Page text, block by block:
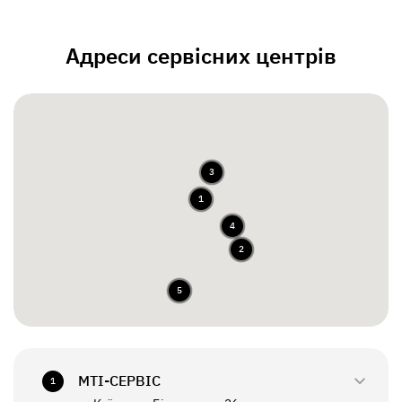
Адреси сервісних центрів
1
2
3
4
5
1 МТI-СЕРВІС